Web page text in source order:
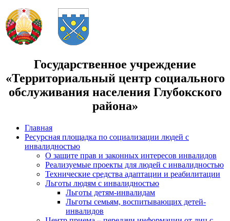
Государственное учреждение
«Территориальный центр социального
обслуживания населения Глубокского
района»
Главная
Ресурсная площадка по социализации людей с
инвалидностью
О защите прав и законных интересов инвалидов
Реализуемые проекты для людей с инвалидностью
Технические средства адаптации и реабилитации
Льготы людям с инвалидностью
Льготы детям-инвалидам
Льготы семьям, воспитывающих детей-
инвалидов